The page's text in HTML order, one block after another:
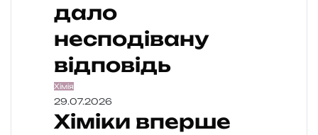
дало
несподівану
відповідь
Хімія
29.07.2026
Хіміки вперше